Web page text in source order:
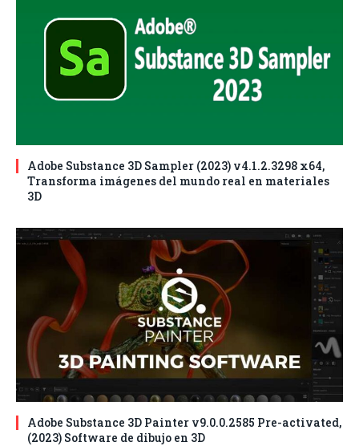
Adobe Substance 3D Sampler (2023) v4.1.2.3298 x64,
Transforma imágenes del mundo real en materiales
3D
Adobe Substance 3D Painter v9.0.0.2585 Pre-activated,
(2023) Software de dibujo en 3D